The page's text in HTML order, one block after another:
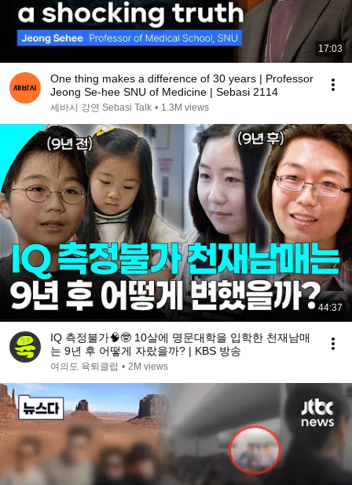
17:03
One thing makes a difference of 30 years | Professor
Jeong Se-hee SNU of Medicine | Sebasi 2114
세바시 강연 Sebasi Talk • 1.3M views
44:37
IQ 측정불가🧠🤓 10살에 명문대학을 입학한 천재남매
는 9년 후 어떻게 자랐을까? | KBS 방송
여의도 육퇴클럽 • 2M views